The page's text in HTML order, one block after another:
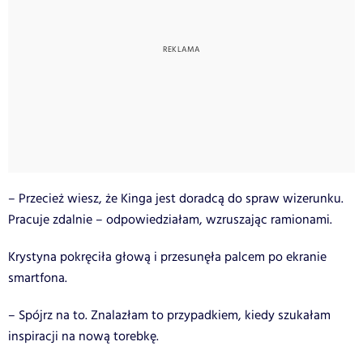
– Przecież wiesz, że Kinga jest doradcą do spraw wizerunku.
Pracuje zdalnie – odpowiedziałam, wzruszając ramionami.
Krystyna pokręciła głową i przesunęła palcem po ekranie
smartfona.
– Spójrz na to. Znalazłam to przypadkiem, kiedy szukałam
inspiracji na nową torebkę.